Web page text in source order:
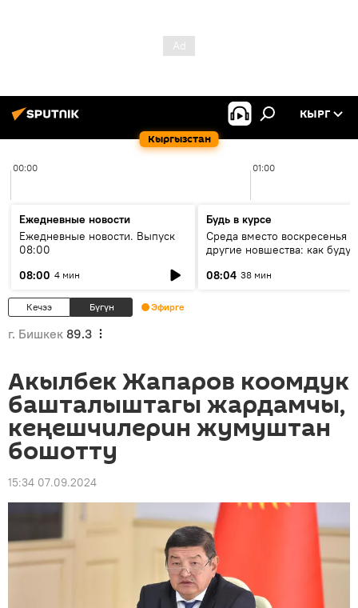
Кыргызстан
КЫРГ
00:00 01:00
Ежедневные новости
Ежедневные новости. Выпуск
08:00
08:00 4 мин
Будь в курсе
Среда вместо воскресенья и
другие новшества: как будут
08:04 38 мин
Кечээ Бүгүн Эфирге
г. Бишкек 89.3
Акылбек Жапаров коомдук
башталыштагы жардамчы,
кеңешчилерин жумуштан
бошотту
15:34 07.09.2024